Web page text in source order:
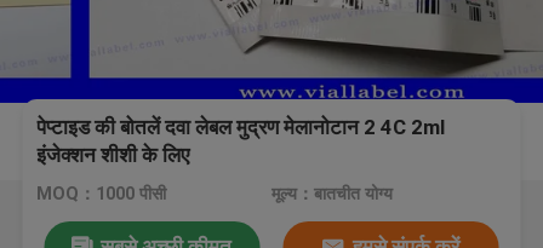
पेप्टाइड की बोतलें दवा लेबल मुद्रण मेलानोटान 2 4C 2ml
इंजेक्शन शीशी के लिए
MOQ：1000 पीसी मूल्य：बातचीत योग्य